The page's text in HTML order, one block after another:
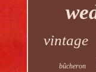
vintage
bûcheron